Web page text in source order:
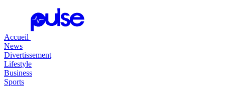
Accueil
News
Divertissement
Lifestyle
Business
Sports